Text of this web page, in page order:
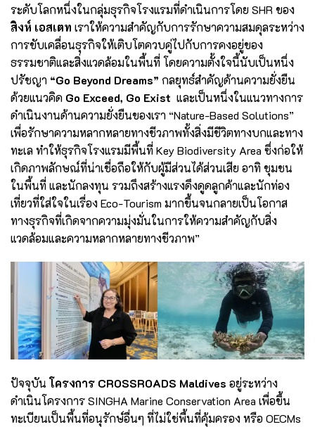
ระดับโลกหนึ่งในกลุ่มธุรกิจโรงแรมที่ดำเนินการโดย SHR ของ
สิงห์ เอสเตท เราให้ความสำคัญกับการรักษาความสมดุลระหว่าง
การขับเคลื่อนธุรกิจให้เติบโตควบคู่ไปกับการคงอยู่ของ
ธรรมชาติและสิ่งแวดล้อมในพื้นที่ โดยความตั้งใจนี้นับเป็นหนึ่ง
ปรัชญา “Go Beyond Dreams” กลยุทธ์สำคัญด้านความยั่งยืน
ด้วยแนวคิด Go Exceed, Go Exist และเป็นหนึ่งในแนวทางการ
ดำเนินงานด้านความยั่งยืนของเรา “Nature-Based Solutions”
เพื่อรักษาความหลากหลายทางชีวภาพทั้งสิ่งมีชีวิตทางบกและทาง
ทะเล ทำให้ธุรกิจโรงแรมมีพื้นที่ Key Biodiversity Area ซึ่งก่อให้
เกิดภาพลักษณ์ที่น่าเชื่อถือให้กับผู้มีส่วนได้ส่วนเสีย อาทิ ชุมชน
ในพื้นที่ และนักลงทุน รวมถึงสร้างแรงดึงดูดลูกค้าและนักท่อง
เที่ยวที่ใส่ใจในเรื่อง Eco-Tourism มากขึ้นจนกลายเป็นโอกาส
ทางธุรกิจที่เกิดจากความมุ่งมั่นในการให้ความสำคัญกับสิ่ง
แวดล้อมและความหลากหลายทางชีวภาพ”
ปัจจุบัน โครงการ CROSSROADS Maldives อยู่ระหว่าง
ดำเนินโครงการ SINGHA Marine Conservation Area เพื่อขึ้น
ทะเบียนเป็นพื้นที่อนุรักษ์อื่นๆ ที่ไม่ใช่พื้นที่คุ้มครอง หรือ OECMs